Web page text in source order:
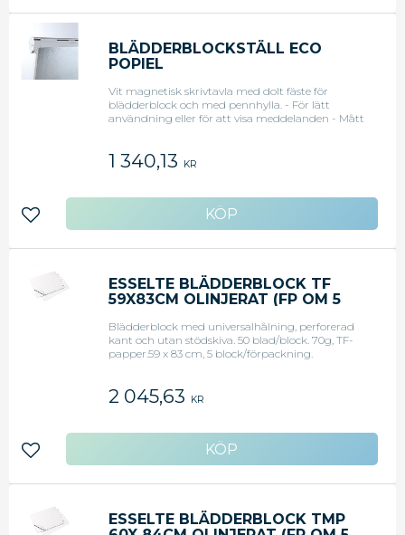
BLÄDDERBLOCKSTÄLL ECO
POPIEL
Vit magnetisk skrivtavla med dolt fäste för
blädderblock och med pennhylla. - För lätt
användning eller för att visa meddelanden - Mått
1 340,13 KR
Lägg till i favoriter
ESSELTE BLÄDDERBLOCK TF
59X83CM OLINJERAT (FP OM 5
Blädderblock med universalhålning, perforerad
kant och utan stödskiva. 50 blad/block. 70g, TF-
papper.59 x 83 cm, 5 block/förpackning.
2 045,63 KR
Lägg till i favoriter
ESSELTE BLÄDDERBLOCK TMP